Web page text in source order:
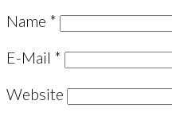
Name *
E-Mail *
Website